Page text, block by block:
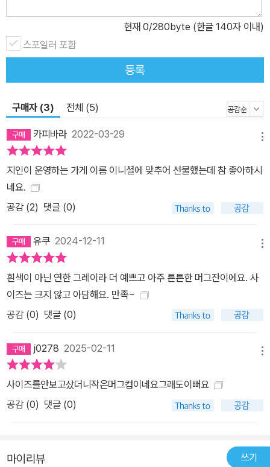
현재 0/280byte (한글 140자 이내)
스포일러 포함
등록
구매자 (3) 전체 (5)
카피바라 2022-03-29
지인이 운영하는 가게 이름 이니셜에 맞추어 선물했는데 참 좋아하시
네요.
공감 (2) 댓글 (0)
유쿠 2024-12-11
흰색이 아닌 연한 그레이라 더 예쁘고 아주 튼튼한 머그잔이에요. 사
이즈는 크지 않고 아담해요. 만족~
공감 (0) 댓글 (0)
j0278 2025-02-11
사이즈를안보고샀더니작은머그컵이네요그래도이뻐요
공감 (0) 댓글 (0)
마이리뷰 쓰기